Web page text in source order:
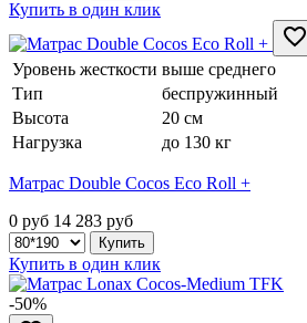
Купить в один клик
Уровень жесткости выше среднего
Тип
беспружинный
Высота
20 см
Нагрузка
до 130 кг
Матрас Double Cocos Eco Roll +
0 руб 14 283 руб
Купить в один клик
-50%